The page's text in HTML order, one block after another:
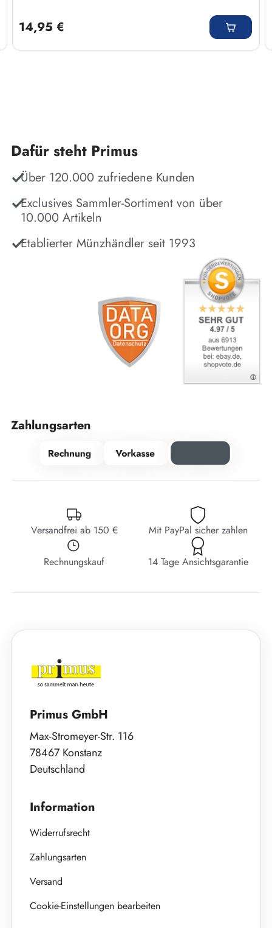
14,95 €
Dafür steht Primus
Über 120.000 zufriedene Kunden
Exclusives Sammler-Sortiment von über
10.000 Artikeln
Etablierter Münzhändler seit 1993
Zahlungsarten
Versandfrei ab 150 € Mit PayPal sicher zahlen
Rechnungskauf 14 Tage Ansichtsgarantie
Primus GmbH
Max-Stromeyer-Str. 116
78467 Konstanz
Deutschland
Information
Widerrufsrecht
Zahlungsarten
Versand
Cookie-Einstellungen bearbeiten